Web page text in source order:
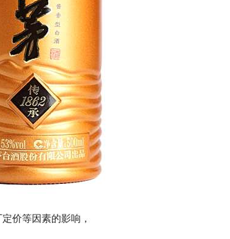
价等因素的影响，